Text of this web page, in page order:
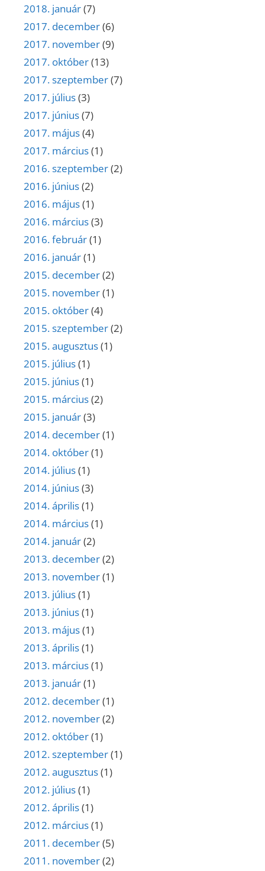
2018. január(7)
2017. december(6)
2017. november(9)
2017. október(13)
2017. szeptember(7)
2017. július(3)
2017. június(7)
2017. május(4)
2017. március(1)
2016. szeptember(2)
2016. június(2)
2016. május(1)
2016. március(3)
2016. február(1)
2016. január(1)
2015. december(2)
2015. november(1)
2015. október(4)
2015. szeptember(2)
2015. augusztus(1)
2015. július(1)
2015. június(1)
2015. március(2)
2015. január(3)
2014. december(1)
2014. október(1)
2014. július(1)
2014. június(3)
2014. április(1)
2014. március(1)
2014. január(2)
2013. december(2)
2013. november(1)
2013. július(1)
2013. június(1)
2013. május(1)
2013. április(1)
2013. március(1)
2013. január(1)
2012. december(1)
2012. november(2)
2012. október(1)
2012. szeptember(1)
2012. augusztus(1)
2012. július(1)
2012. április(1)
2012. március(1)
2011. december(5)
2011. november(2)